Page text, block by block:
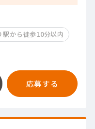
駅から徒歩10分以内
応募する